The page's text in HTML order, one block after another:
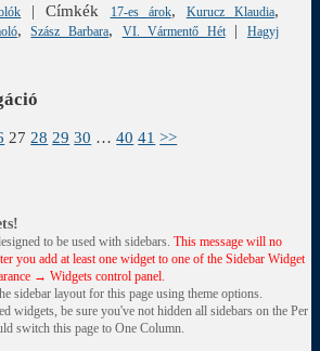
|Címkék 17-es árok, Kurucz Klaudia,
,Szász Barbara, VI. Vármentő Hét|
Hagyj
27 28 29 30 … 40 41 >>
to be used with sidebars. This message will no
you add at least one widget to one of the Sidebar Widget
→ Widgets control panel.
sidebar layout for this page using theme options.
widgets, be sure you've not hidden all sidebars on the Per
switch this page to One Column.